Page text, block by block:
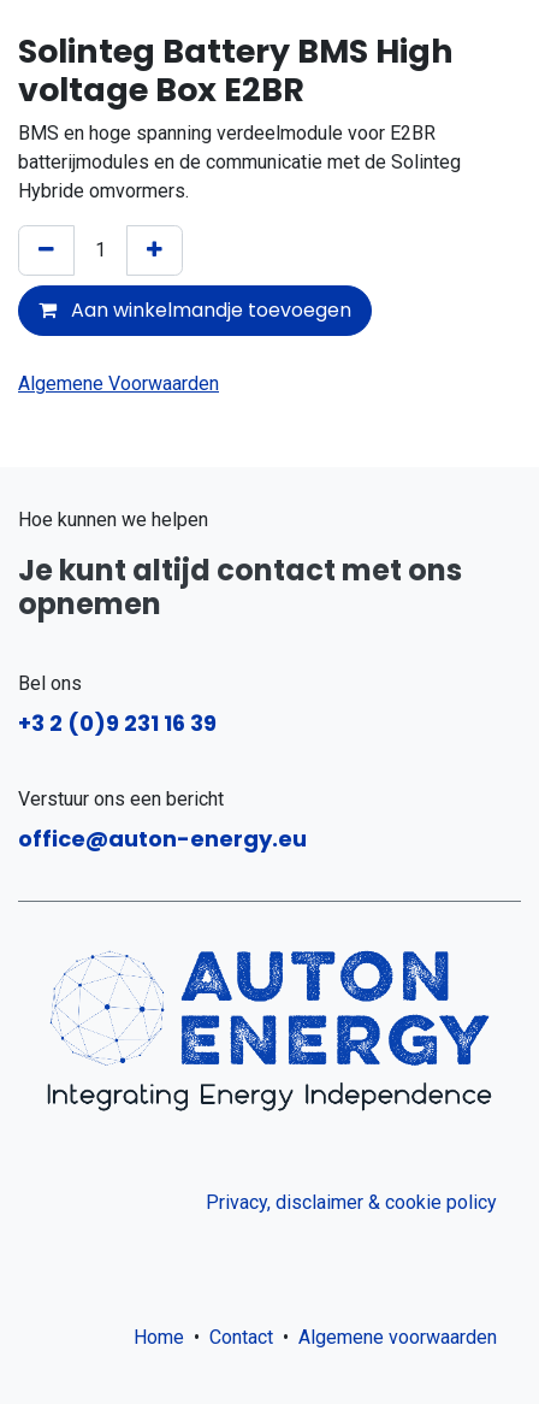
Solinteg Battery BMS High
voltage Box E2BR
BMS en hoge spanning verdeelmodule voor E2BR
batterijmodules en de communicatie met de Solinteg
Hybride omvormers.
Aan winkelmandje toevoegen
Algemene Voorwaarden
Hoe kunnen we helpen
Je kunt altijd contact met ons
opnemen
Bel ons
+3 2 (0)9 231 16 39
Verstuur ons een bericht
office@auton-energy.eu
Privacy, disclaimer & cookie policy
Home • Contact • Algemene voorwaarden